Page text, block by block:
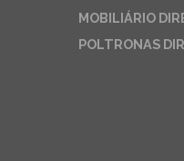
MOBILIÁRIO
POLTRONAS